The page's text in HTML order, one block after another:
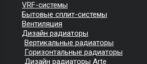
VRF-системы
Бытовые сплит-системы
Вентиляция
Дизайн радиаторы
Вертикальные радиаторы
Горизонтальные радиаторы
Дизайн радиаторы Arte